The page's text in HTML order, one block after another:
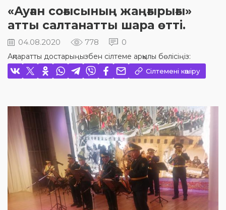
«Ауған соғысының жаңғырығы»
атты салтанатты шара өтті.
04.08.2020 778 0
Ақпаратты достарыңызбен сілтеме арқылы бөлісіңіз:
Сілтемені көшіру